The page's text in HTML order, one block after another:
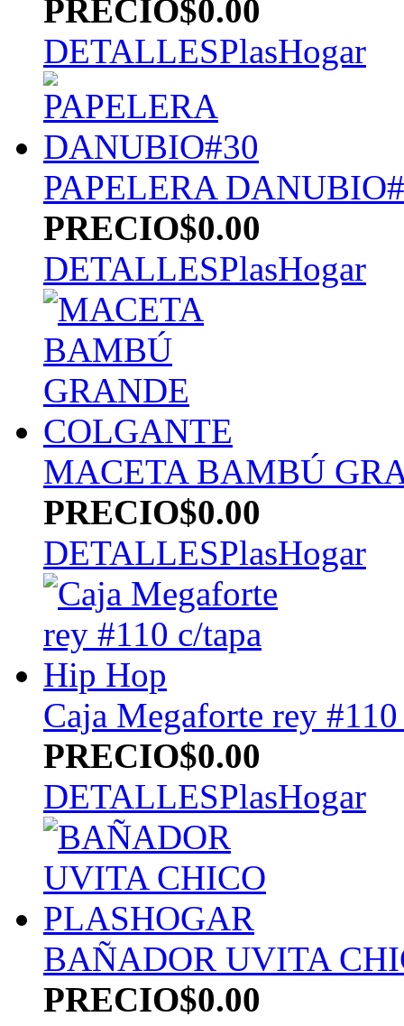
PRECIO$0.00
DETALLESPlasHogar
PAPELERA
PRECIO$0.00
DETALLESPlasHogar
MACETA BAMBÚ
PRECIO$0.00
DETALLESPlasHogar
Caja Megaforte rey
PRECIO$0.00
DETALLESPlasHogar
BAÑADOR UVITA
PRECIO$0.00